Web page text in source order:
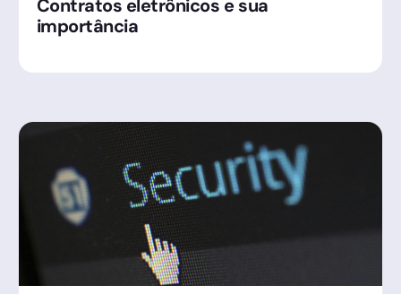
Contratos eletrônicos e sua
importância